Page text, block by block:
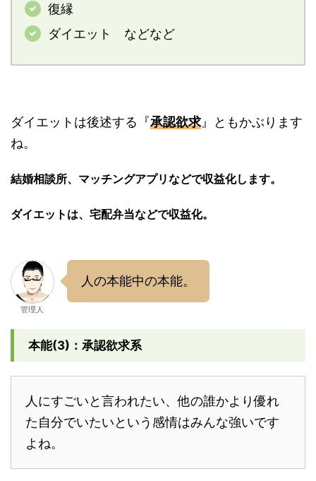
復縁
ダイエット などなど
ダイエットは後述する『承認欲求 』ともかぶります
ね。
結婚相談所、マッチングアプリなどで収益化します。
ダイエットは、宅配弁当などで収益化。
管理人
人の本能中の本能。
本能(3)：承認欲求系
人にすごいと言われたい、他の誰かより優れ
た自分でいたいという感情はみんな強いです
よね。